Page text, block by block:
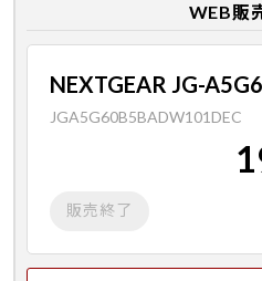
WEB販
NEXTGEAR JG-
JGA5G60B5BADW101DEC
販売終了